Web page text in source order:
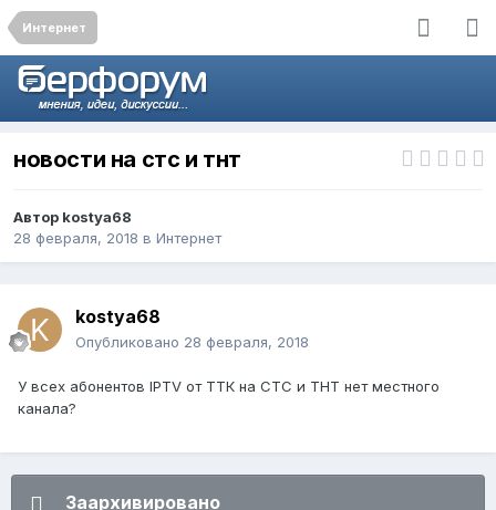
Интернет
новости на стс и тнт
Автор kostya68
28 февраля, 2018 в Интернет
kostya68
Опубликовано 28 февраля, 2018
У всех абонентов IPTV от ТТК на СТС и ТНТ нет местного
канала?
Заархивировано